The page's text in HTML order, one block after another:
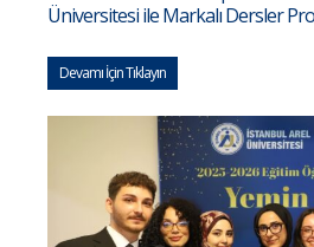
Üniversitesi ile Markalı Dersler
Devamı İçin Tıklayın